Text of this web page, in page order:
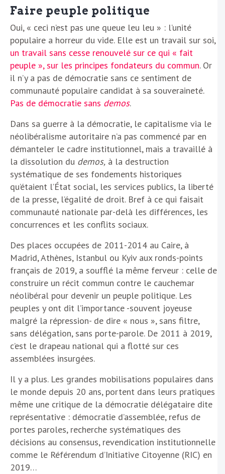
Faire peuple politique
Oui, « ceci n’est pas une queue leu leu » : l’unité
populaire a horreur du vide. Elle est un travail sur soi,
un travail sans cesse renouvelé sur ce qui « fait
peuple », sur les principes fondateurs du commun. Or
il n’y a pas de démocratie sans ce sentiment de
communauté populaire candidat à sa souveraineté.
Pas de démocratie sans demos.
Dans sa guerre à la démocratie, le capitalisme via le
néolibéralisme autoritaire n’a pas commencé par en
démanteler le cadre institutionnel, mais a travaillé à
la dissolution du demos, à la destruction
systématique de ses fondements historiques
qu’étaient l’État social, les services publics, la liberté
de la presse, l’égalité de droit. Bref à ce qui faisait
communauté nationale par-delà les différences, les
concurrences et les conflits sociaux.
Des places occupées de 2011-2014 au Caire, à
Madrid, Athènes, Istanbul ou Kyiv aux ronds-points
français de 2019, a soufflé la même ferveur : celle de
construire un récit commun contre le cauchemar
néolibéral pour devenir un peuple politique. Les
peuples y ont dit l’importance -souvent joyeuse
malgré la répression- de dire « nous », sans filtre,
sans délégation, sans porte-parole. De 2011 à 2019,
c’est le drapeau national qui a flotté sur ces
assemblées insurgées.
Il y a plus. Les grandes mobilisations populaires dans
le monde depuis 20 ans, portent dans leurs pratiques
même une critique de la démocratie délégataire dite
représentative : démocratie d’assemblée, refus de
portes paroles, recherche systématiques des
décisions au consensus, revendication institutionnelle
comme le Référendum d’Initiative Citoyenne (RIC) en
2019…